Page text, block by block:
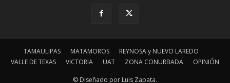
TAMAULIPAS MATAMOROS
REYNOSA y NUEVO LAREDO
VALLE DE TEXAS
VICTORIA UAT ZONA CONURBADA OPINIÓN
© Diseñado por Luis Zapata.